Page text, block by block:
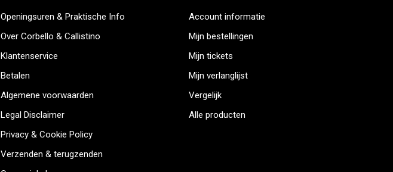
Openingsuren & Praktische Info
Over Corbello & Callistino
Klantenservice
Betalen
Algemene voorwaarden
Legal Disclaimer
Privacy & Cookie Policy
Verzenden & terugzenden
Account informatie
Mijn bestellingen
Mijn tickets
Mijn verlanglijst
Vergelijk
Alle producten